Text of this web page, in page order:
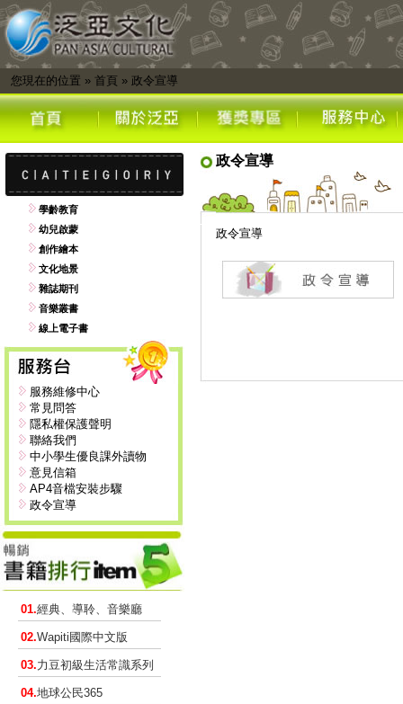
您現在的位置 » 首頁 » 政令宣導
學齡教育
幼兒啟蒙
創作繪本
文化地景
雜誌期刊
音樂叢書
線上電子書
服務維修中心
常見問答
隱私權保護聲明
聯絡我們
中小學生優良課外讀物
意見信箱
AP4音檔安裝步驟
政令宣導
01.經典、導聆、音樂廳
02.Wapiti國際中文版
03.力豆初級生活常識系列
04.地球公民365
政令宣導
政令宣導